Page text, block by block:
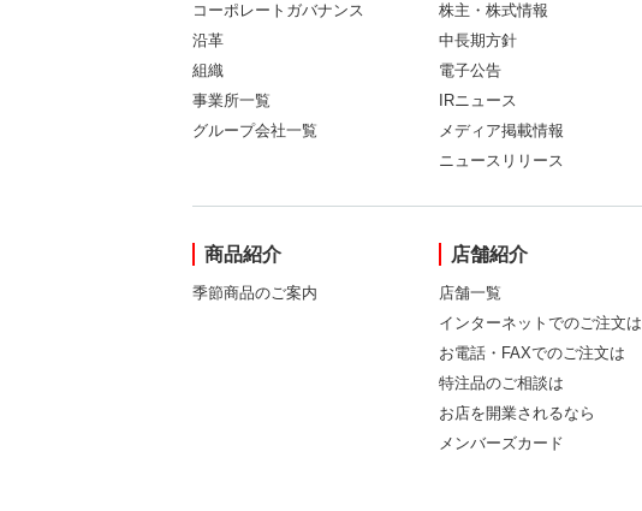
コーポレートガバナンス
沿革
組織
事業所一覧
グループ会社一覧
株主・株式情報
中長期方針
電子公告
IRニュース
メディア掲載情報
ニュースリリース
商品紹介
季節商品のご案内
店舗紹介
店舗一覧
インターネットでのご注文は
お電話・FAXでのご注文は
特注品のご相談は
お店を開業されるなら
メンバーズカード